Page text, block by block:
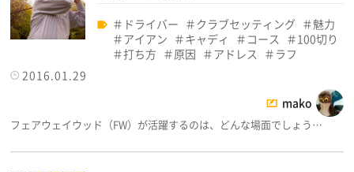
ドライバー クラブセッティング
魅力
アイアン
キャディ コース
100切り
打ち方
原因 アドレス
ラフ
2016.01.29
mako
フェアウェイウッド（FW）が活躍するのは、どんな場面でしょう…